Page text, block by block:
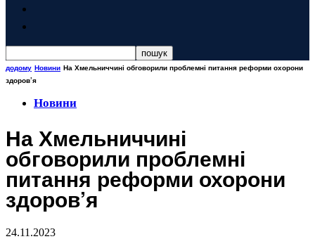
додому Новини На Хмельниччині обговорили проблемні питання реформи охорони
здоров’я
Новини
На Хмельниччині
обговорили проблемні
питання реформи охорони
здоров’я
24.11.2023